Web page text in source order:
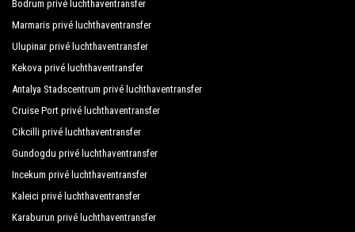
Club Bayar Beach Hotel
Club Big Blue Suite Hotel
Club Gunes Garden
Club Paradiso Hotel
Club Sidar Hotel
Copenhagen Hotel
Bodrum privé luchthaventransfer
Marmaris privé luchthaventransfer
Ulupinar privé luchthaventransfer
Kekova privé luchthaventransfer
Antalya Stadscentrum privé luchthaventransfer
Cruise Port privé luchthaventransfer
Cikcilli privé luchthaventransfer
Gundogdu privé luchthaventransfer
Incekum privé luchthaventransfer
Kaleici privé luchthaventransfer
Karaburun privé luchthaventransfer